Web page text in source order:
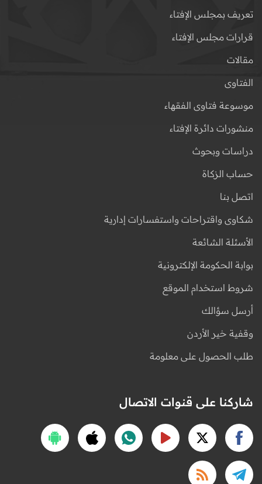
تعريف بمجلس الإفتاء
قرارات مجلس الإفتاء
مقالات
الفتاوى
موسوعة فتاوى الفقهاء
منشورات دائرة الإفتاء
دراسات وبحوث
حساب الزكاة
اتصل بنا
شكاوى واقتراحات واستفسارات إدارية
الأسئلة الشائعة
بوابة الحكومة الإلكترونية
شروط استخدام الموقع
أرسل سؤالك
وقفية خير الأردن
طلب الحصول على معلومة
شاركنا على قنوات الاتصال